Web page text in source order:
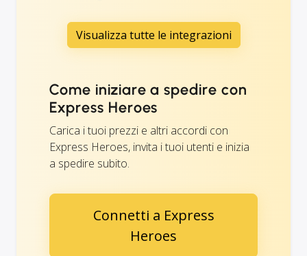
Visualizza tutte le integrazioni
Come iniziare a spedire con
Express Heroes
Carica i tuoi prezzi e altri accordi con
Express Heroes, invita i tuoi utenti e inizia
a spedire subito.
Connetti a Express
Heroes